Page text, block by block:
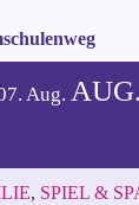
Aug. AUG.
, SPIEL &